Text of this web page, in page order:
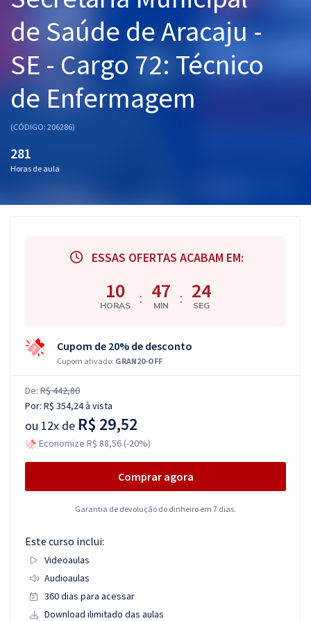
Graduação
Mentorias
Conteúdo gratuito
Atendimento
de Saúde de Aracaju -
SE - Cargo 72: Técnico
de Enfermagem
(CÓDIGO: 206286)
281
Horas de aula
ESSAS OFERTAS ACABAM EM:
10
HORAS : 47
MIN : 23
SEG
Cupom de 20% de desconto
Cupom ativado: GRAN20-OFF
De: R$ 442,80
Por: R$ 354,24à vista
ou 12x de R$ 29,52
Economize R$ 88,56 (-20%)
Comprar agora
Garantia de devolução do dinheiro em 7 dias.
Este curso inclui:
Videoaulas
Audioaulas
360 dias para acessar
Download ilimitado das aulas